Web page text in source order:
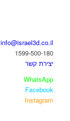
info@israel3d.co.il
1599-500-180
יצירת קשר
WhatsApp
Facebook
Instagram